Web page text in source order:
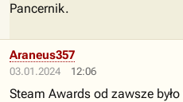
Pancernik.
03.01.2024 12:06
Araneus357
Steam Awards od zawsze